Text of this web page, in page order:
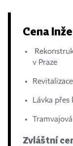
Cena
v Praze
Lávka přes
Zvláštní